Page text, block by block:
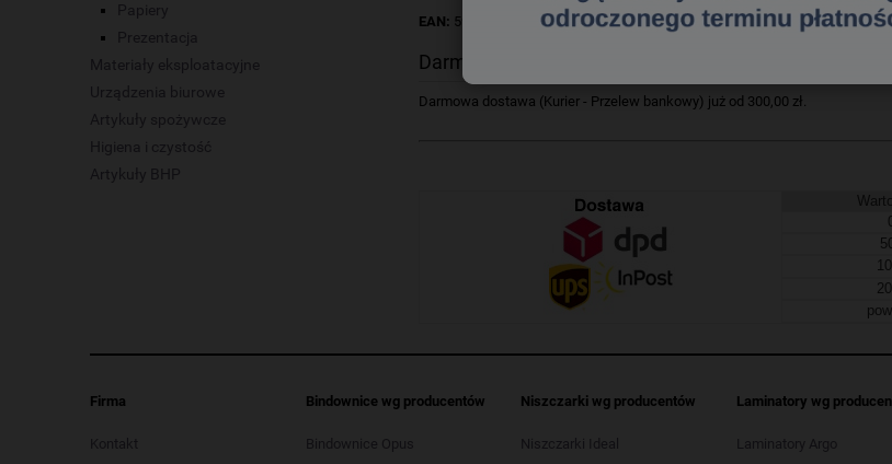
Papiery
Prezentacja
Materiały eksploatacyjne
Urządzenia biurowe
Artykuły spożywcze
Higiena i czystość
Artykuły BHP
EAN: 5903364278465
Darmowa dostawa
Darmowa dostawa (Kurier - Przelew bankowy) już od 300,00 zł.
Firma
Kontakt
Bindownice wg producentów
Bindownice Opus
Niszczarki wg producentów
Niszczarki Ideal
Laminatory wg
Laminatory Argo